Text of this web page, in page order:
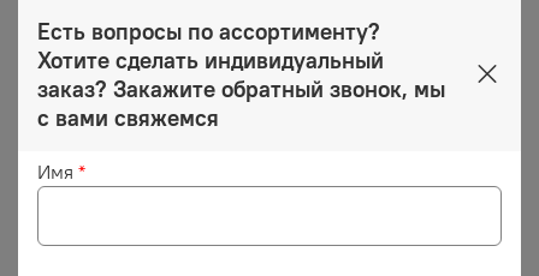
ремни от стоек кабины
(нет выреза под
ремень) (полиэфир,
черный, зеленая
вставка)
ремни от стоек кабины
(нет выреза под
ремень) (велюр,
зеленый)
Сопутствующие товары
Хит продаж
Есть вопросы по ассортименту?
Хотите сделать индивидуальный
заказ? Закажите обратный звонок, мы
с вами свяжемся
Имя *